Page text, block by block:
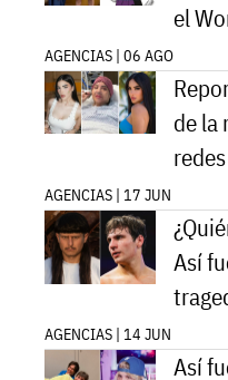
el
AGENCIAS | 06 AGO
de la
AGENCIAS | 17 JUN
Así
AGENCIAS | 14 JUN
Así